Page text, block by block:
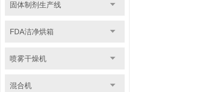
固体制剂生产线
FDA洁净烘箱
喷雾干燥机
混合机